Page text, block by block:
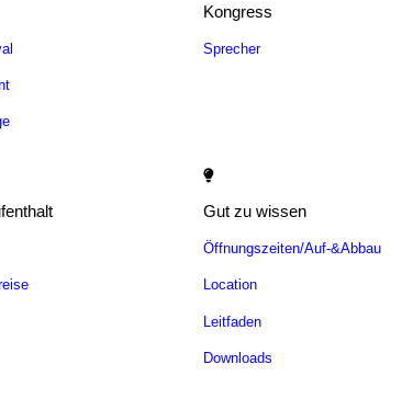
Kongress
Sprecher
Gut zu wissen
Öffnungszeiten/Auf-&Abbau
Location
Leitfaden
Downloads